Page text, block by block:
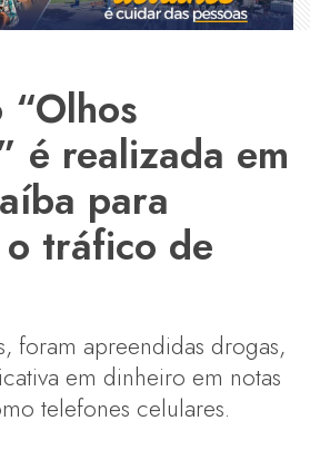
é realizada em
para
tráfico de
foram apreendidas drogas,
em dinheiro em notas
telefones celulares.